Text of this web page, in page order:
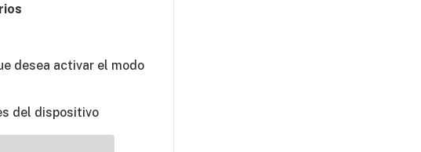
desea activar el modo
del dispositivo